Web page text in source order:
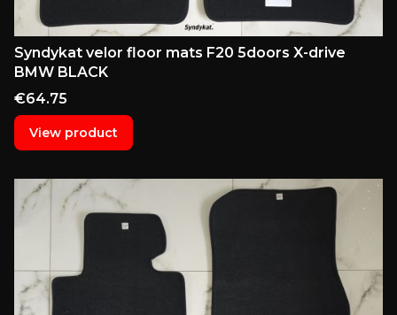
Syndykat velor floor mats F20 5doors X-drive
BMW BLACK
Price
€64.75
View product